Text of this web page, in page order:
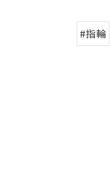
#指輪